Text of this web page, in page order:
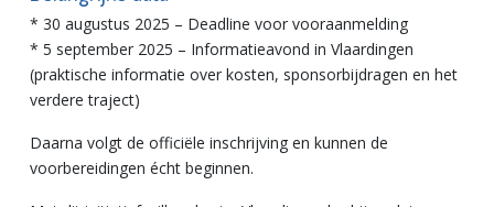
* 30 augustus 2025 – Deadline voor vooraanmelding
* 5 september 2025 – Informatieavond in Vlaardingen
(praktische informatie over kosten, sponsorbijdragen en het
verdere traject)
Daarna volgt de officiële inschrijving en kunnen de
voorbereidingen écht beginnen.